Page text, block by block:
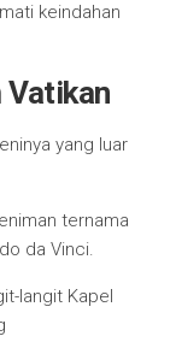
keindahan
Vatikan
yang luar
ternama
da Vinci.
langit Kapel